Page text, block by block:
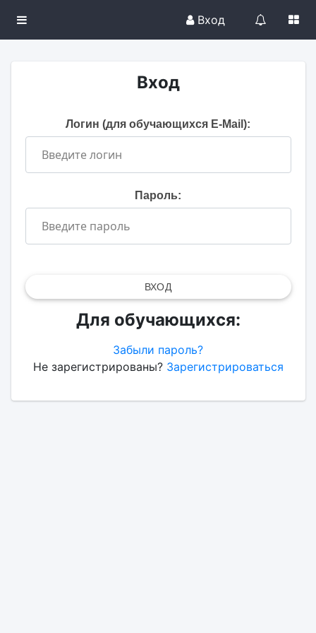
Вход
Вход
Логин (для обучающихся E-Mail):
Пароль:
ВХОД
Для обучающихся:
Забыли пароль?
Не зарегистрированы? Зарегистрироваться